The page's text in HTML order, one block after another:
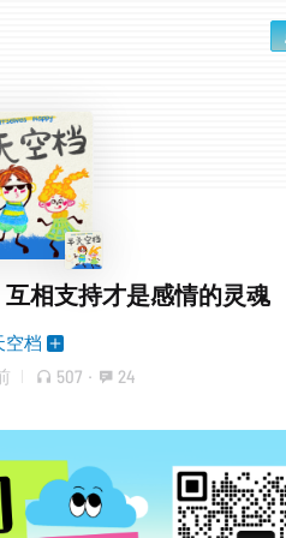
相支持才是感情的灵魂
空档
507 · 24